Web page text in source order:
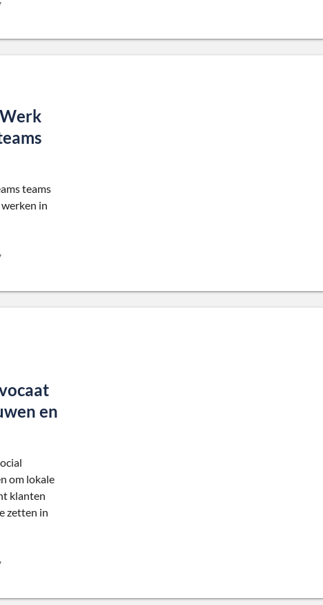
teams
in
en
om lokale
klanten
zetten in